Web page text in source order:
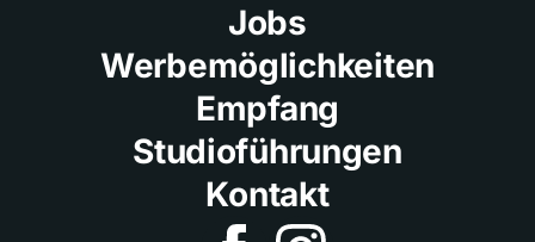
Jobs
Werbemöglichkeiten
Empfang
Studioführungen
Kontakt